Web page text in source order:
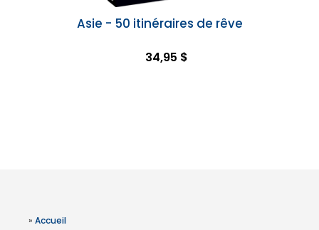
Asie - 50 itinéraires de rêve
34,95 $
» Accueil